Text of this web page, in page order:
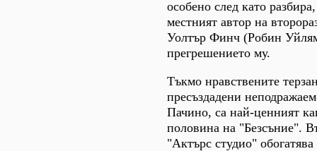
особено след като
местният автор на
Уолтър Финч (Робин
прегрешението му.
Тъкмо нравствените
пресъздадени
Пачино, са най-ценният
половина на "Безсъние".
"Актърс студио"